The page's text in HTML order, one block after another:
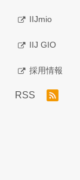
IIJmio
IIJ GIO
採用情報
RSS